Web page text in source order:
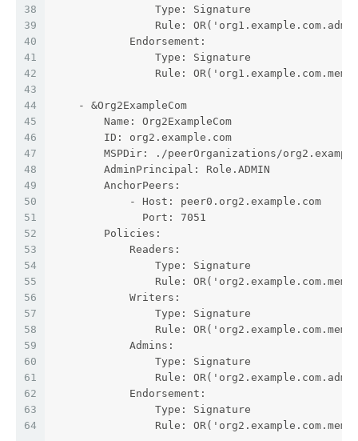
38
39
40
41
42
43
44
45
46
47
48
49
50
51
52
53
54
55
56
57
58
59
60
61
62
63
64
                Type: Signature
Rule:
            Endorsement:
                Type: Signature
Rule:
    - &Org2ExampleCom
        Name: Org2ExampleCom
        ID: org2.example.com
MSPDir: ./peerOrganizations/
        AdminPrincipal: Role.ADMIN
        AnchorPeers:
            - Host: peer0.org2.example.com
              Port: 7051
        Policies:
            Readers:
                Type: Signature
Rule:
            Writers:
                Type: Signature
Rule:
            Admins:
                Type: Signature
Rule:
            Endorsement:
                Type: Signature
Rule: